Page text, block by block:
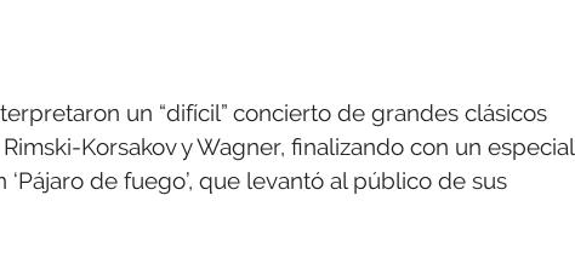
un “difícil” concierto de grandes clásicos
Korsakov y Wagner, finalizando con un especial
de fuego’, que levantó al público de sus